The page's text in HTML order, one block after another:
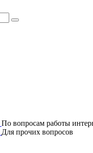
По вопросам работы
Для прочих вопросов